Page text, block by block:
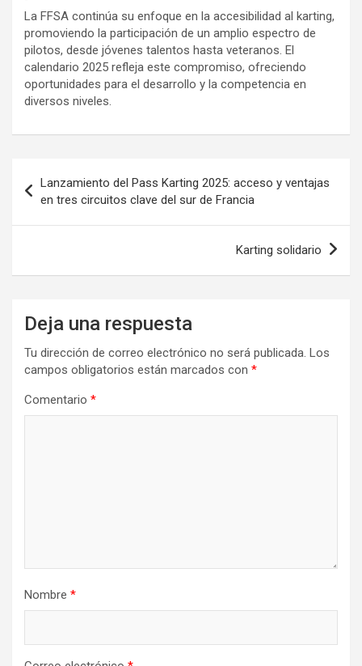
La FFSA continúa su enfoque en la accesibilidad al karting,
promoviendo la participación de un amplio espectro de
pilotos, desde jóvenes talentos hasta veteranos. El
calendario 2025 refleja este compromiso, ofreciendo
oportunidades para el desarrollo y la competencia en
diversos niveles.
de
entradas
Lanzamiento del Pass Karting 2025: acceso y ventajas
en tres circuitos clave del sur de Francia
Karting solidario
Deja una respuesta
Tu dirección de correo electrónico no será publicada. Los
campos obligatorios están marcados con *
Comentario *
Nombre *